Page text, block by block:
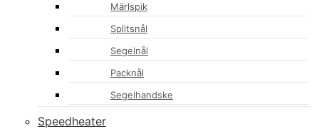
Märlspik
Splitsnål
Segelnål
Packnål
Segelhandske
Speedheater